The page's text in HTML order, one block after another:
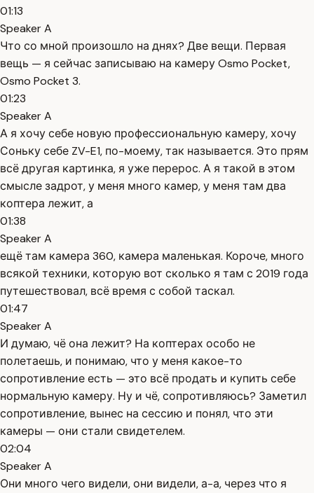
01:13
Speaker A
Что со мной произошло на днях? Две вещи. Первая
вещь — я сейчас записываю на камеру Osmo Pocket,
Osmo Pocket 3.
01:23
Speaker A
А я хочу себе новую профессиональную камеру, хочу
Соньку себе ZV-E1, по-моему, так называется. Это прям
всё другая картинка, я уже перерос. А я такой в этом
смысле задрот, у меня много камер, у меня там два
коптера лежит, а
01:38
Speaker A
ещё там камера 360, камера маленькая. Короче, много
всякой техники, которую вот сколько я там с 2019 года
путешествовал, всё время с собой таскал.
01:47
Speaker A
И думаю, чё она лежит? На коптерах особо не
полетаешь, и понимаю, что у меня какое-то
сопротивление есть — это всё продать и купить себе
нормальную камеру. Ну и чё, сопротивляюсь? Заметил
сопротивление, вынес на сессию и понял, что эти
камеры — они стали свидетелем.
02:04
Speaker A
Они много чего видели, они видели, а-а, через что я